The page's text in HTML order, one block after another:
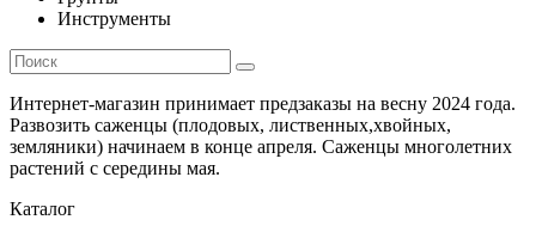
Инструменты
Интернет-магазин принимает предзаказы на весну 2024 года.
Развозить саженцы (плодовых, лиственных,хвойных,
земляники) начинаем в конце апреля. Саженцы многолетних
растений с середины мая.
Каталог